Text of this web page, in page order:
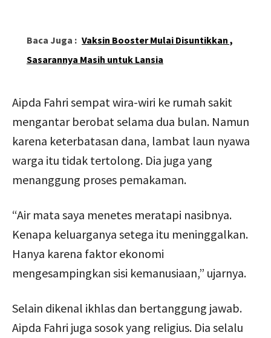
Baca Juga : Vaksin Booster Mulai Disuntikkan ,
Sasarannya Masih untuk Lansia
Aipda Fahri sempat wira-wiri ke rumah sakit
mengantar berobat selama dua bulan. Namun
karena keterbatasan dana, lambat laun nyawa
warga itu tidak tertolong. Dia juga yang
menanggung proses pemakaman.
“Air mata saya menetes meratapi nasibnya.
Kenapa keluarganya setega itu meninggalkan.
Hanya karena faktor ekonomi
mengesampingkan sisi kemanusiaan,” ujarnya.
Selain dikenal ikhlas dan bertanggung jawab.
Aipda Fahri juga sosok yang religius. Dia selalu